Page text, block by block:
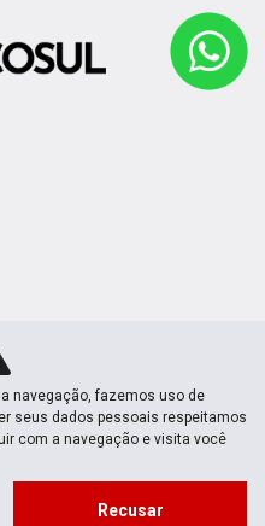
salva
navegação, fazemos uso de
seus dados pessoais respeitamos
com a navegação e visita você
Recusar